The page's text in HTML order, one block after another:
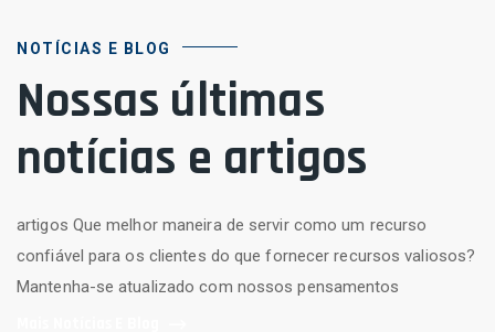
NOTÍCIAS E BLOG
Nossas últimas
notícias e artigos
artigos Que melhor maneira de servir como um recurso
confiável para os clientes do que fornecer recursos valiosos?
Mantenha-se atualizado com nossos pensamentos